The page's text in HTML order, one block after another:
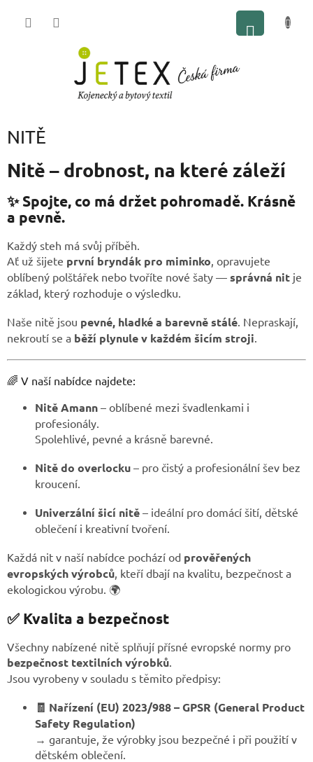
NITĚ
Nitě – drobnost, na které záleží
✨ Spojte, co má držet pohromadě. Krásně
a pevně.
Každý steh má svůj příběh.
Ať už šijete první bryndák pro miminko , opravujete
oblíbený polštářek nebo tvoříte nové šaty — správná nit je
základ, který rozhoduje o výsledku.
Naše nitě jsou pevné, hladké a barevně stálé . Nepraskají,
nekroutí se a běží plynule v každém šicím stroji
🌈 V naší nabídce najdete:
Nitě Amann – oblíbené mezi švadlenkami i
profesionály.
Spolehlivé, pevné a krásně barevné.
Nitě do overlocku – pro čistý a profesionální šev bez
kroucení.
Univerzální šicí nitě – ideální pro domácí šití, dětské
oblečení i kreativní tvoření.
Každá nit v naší nabídce pochází od prověřených
evropských výrobců , kteří dbají na kvalitu, bezpečnost a
ekologickou výrobu. 🌍
✅ Kvalita a bezpečnost
Všechny nabízené nitě splňují přísné evropské normy pro
bezpečnost textilních výrobků
Jsou vyrobeny v souladu s těmito předpisy:
🧾 Nařízení (EU) 2023/988 – GPSR (General Product
Safety Regulation)
→ garantuje, že výrobky jsou bezpečné i při použití v
dětském oblečení.